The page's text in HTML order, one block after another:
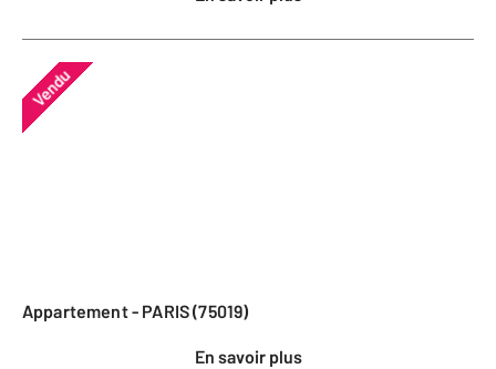
Vendu
Appartement - PARIS (75019)
En savoir plus